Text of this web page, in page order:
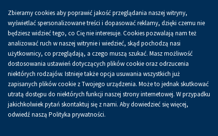
0.00 złKoszykPL
Strona główna O firmie Aktualności
Aktualności
Zbieramy cookies aby poprawić jakość przeglądania naszej witryny,
wyświetlać spersonalizowane treści i dopasować reklamy, dzięki czemu nie
będziesz widzieć tego, co Cię nie interesuje. Cookies pozwalają nam też
analizować ruch w naszej witrynie i wiedzieć, skąd pochodzą nasi
użytkownicy, co przeglądają, a czego muszą szukać. Masz możliwość
dostosowania ustawień dotyczących plików cookie oraz odrzucenia
niektórych rodzajów. Istnieje także opcja usuwania wszystkich już
zapisanych plików cookie z Twojego urządzenia. Może to jednak skutkować
utratą dostępu do niektórych funkcji naszej strony internetowej. W przypadku
jakichkolwiek pytań skontaktuj się z nami. Aby dowiedzieć się więcej,
odwiedź naszą Polityka prywatności.